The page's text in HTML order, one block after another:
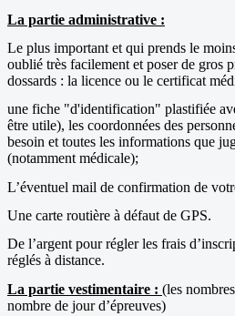
La partie administrative :
Le plus important et qui prends le
oublié très facilement et poser de gros
dossards : la licence ou le certificat
une fiche "d'identification" plastifiée
être utile), les coordonnées des
besoin et toutes les informations que
(notamment médicale);
L’éventuel mail de confirmation de
Une carte routière à défaut de GPS.
De l’argent pour régler les frais
réglés à distance.
La partie vestimentaire : (les
nombre de jour d’épreuves)